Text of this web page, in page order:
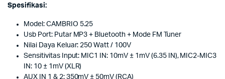
Spesifikasi:
Model: CAMBRIO 5.25
Usb Port: Putar MP3 + Bluetooth + Mode FM Tuner
Nilai Daya Keluar: 250 Watt / 100V
Sensitivitas Input: MIC1 IN: 10mV ± 1mV (6.35 IN), MIC2-MIC3
IN: 10 ± 1mV (XLR)
AUX IN 1 & 2: 350mV ± 50mV (RCA)